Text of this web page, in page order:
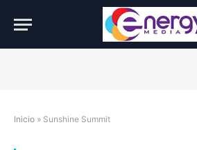
Inicio » Sunshine Summit